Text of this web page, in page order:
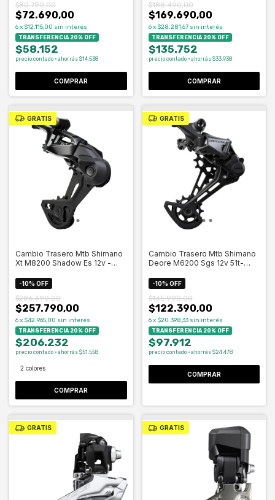
$72.690,00
$80.790,00
6x $12.115,00 sin interés
TRANSFERENCIA 20% OFF
$58.152
precio contado · ahorrás $14.538
$169.690,00
$188.490,00
6 x $28.281,67 sin interés
TRANSFERENCIA 20% OFF
$135.752
precio contado · ahorrás $33.938
COMPRAR
GRATIS
Cambio Trasero Mtb Shimano
Xt M8200 Shadow Es 12v -
-10% OFF
$257.790,00
$286.390,00
6x $42.965,00 sin interés
TRANSFERENCIA 20% OFF
$206.232
precio contado · ahorrás $51.558
2 colores
COMPRAR
GRATIS
Cambio Trasero Mtb Shimano
Deore M6200 Sgs 12v 51t-
-10% OFF
$122.390,00
$135.990,00
6 x $20.398,33 sin interés
TRANSFERENCIA 20% OFF
$97.912
precio contado · ahorrás $24.478
COMPRAR
GRATIS GRATIS